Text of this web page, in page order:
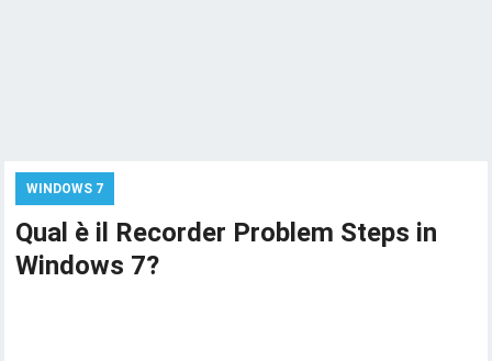
WINDOWS 7
Qual è il Recorder Problem Steps in
Windows 7?